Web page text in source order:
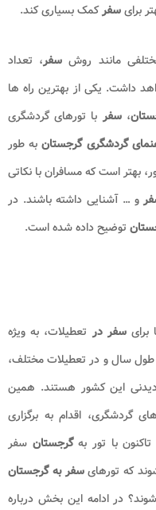
برایسفرکمک بسیاری کند.
مانند روش سفر، تعداد
داشت. یکی از بهترین راه ها
،سفربا تورهای گردشگری
گردشگری گرجستانبه طور
بهتر است که مسافران با نکاتی
و … آشنایی داشته باشند. در
توضیح داده شده است.
برایسفر درتعطیلات، به ویژه
سال و در تعطیلات مختلف،
این کشور هستند. همین
گردشگری، اقدام به برگزاری
با تور بهگرجستان سفر
که تورهایسفر به گرجستان
در ادامه این بخش درباره